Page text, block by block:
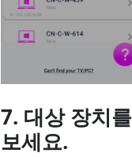
7. 대상 장치
보세요.